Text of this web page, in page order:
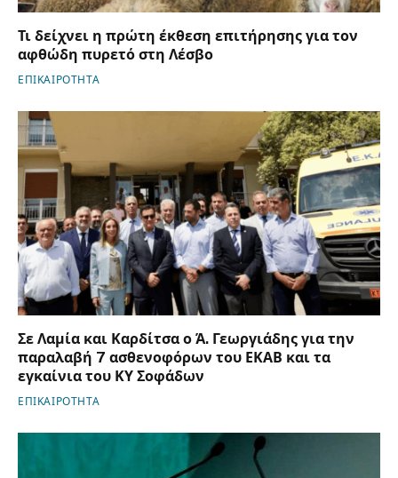
Τι δείχνει η πρώτη έκθεση επιτήρησης για τον
αφθώδη πυρετό στη Λέσβο
ΕΠΙΚΑΙΡΟΤΗΤΑ
Σε Λαμία και Καρδίτσα ο Ά. Γεωργιάδης για την
παραλαβή 7 ασθενοφόρων του ΕΚΑΒ και τα
εγκαίνια του ΚΥ Σοφάδων
ΕΠΙΚΑΙΡΟΤΗΤΑ